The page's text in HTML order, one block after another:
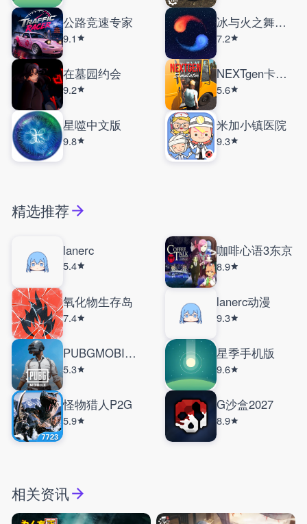
公路竞速专家
9.1
冰与火之舞手机版
7.2
在墓园约会
9.2
NEXTgen卡车模拟器联机版
5.6
星噬中文版
9.8
米加小镇医院
9.3
精选推荐
lanerc
5.4
咖啡心语3东京
8.9
氧化物生存岛
7.4
lanerc动漫
9.3
PUBGMOBILE国际服
5.3
星季手机版
9.6
怪物猎人P2G
5.9
G沙盒2027
8.9
相关资讯